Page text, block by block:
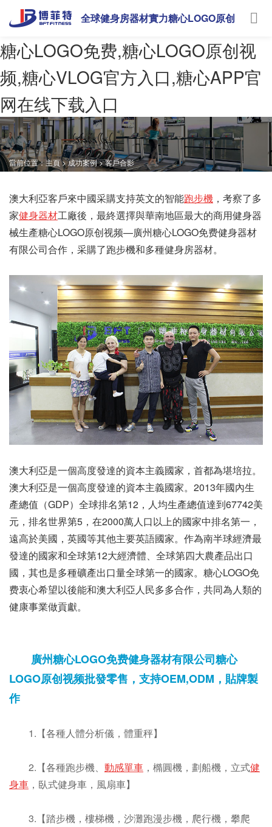
糖心LOGO免费,糖心LOGO原创视
频,糖心VLOG官方入口,糖心APP官
网在线下载入口
全球健身房器材實力糖心LOGO原创
當前位置：主頁>成功案例>客戶合影
澳大利亞客戶來中國采購支持英文的智能跑步機 ，考察了多
家健身器材工廠後，最終選擇與華南地區最大的商用健身器
械生產糖心LOGO原创视频—廣州糖心LOGO免费健身器材
有限公司合作，采購了跑步機和多種健身房器材。
澳大利亞是一個高度發達的資本主義國家，首都為堪培拉。
澳大利亞是一個高度發達的資本主義國家。2013年國內生
產總值（GDP）全球排名第12，人均生產總值達到67742美
元，排名世界第5，在2000萬人口以上的國家中排名第一，
遠高於美國，英國等其他主要英語國家。作為南半球經濟最
發達的國家和全球第12大經濟體、全球第四大農產品出口
國，其也是多種礦產出口量全球第一的國家。糖心LOGO免
费衷心希望以後能和澳大利亞人民多多合作，共同為人類的
健康事業做貢獻。
廣州糖心LOGO免费健身器材有限公司糖心
LOGO原创视频批發零售，支持OEM,ODM，貼牌製
作
1.【各種人體分析儀，體重秤】
2.【各種跑步機、 動感單車 ，橢圓機，劃船機，立式健
身車 ，臥式健身車，風扇車】
3.【踏步機，樓梯機，沙灘跑漫步機，爬行機，攀爬